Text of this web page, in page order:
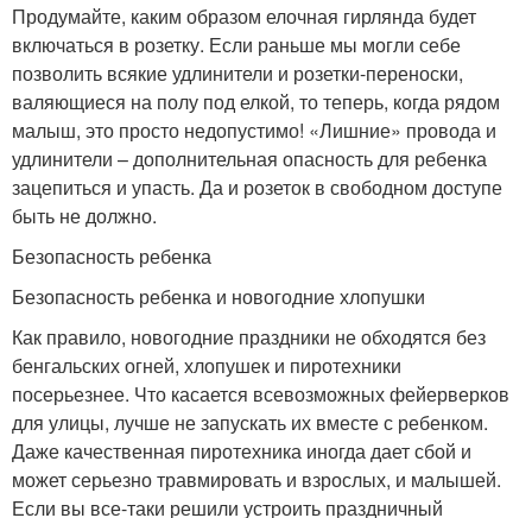
Продумайте, каким образом елочная гирлянда будет
включаться в розетку. Если раньше мы могли себе
позволить всякие удлинители и розетки-переноски,
валяющиеся на полу под елкой, то теперь, когда рядом
малыш, это просто недопустимо! «Лишние» провода и
удлинители – дополнительная опасность для ребенка
зацепиться и упасть. Да и розеток в свободном доступе
быть не должно.
Безопасность ребенка
Безопасность ребенка и новогодние хлопушки
Как правило, новогодние праздники не обходятся без
бенгальских огней, хлопушек и пиротехники
посерьезнее. Что касается всевозможных фейерверков
для улицы, лучше не запускать их вместе с ребенком.
Даже качественная пиротехника иногда дает сбой и
может серьезно травмировать и взрослых, и малышей.
Если вы все-таки решили устроить праздничный